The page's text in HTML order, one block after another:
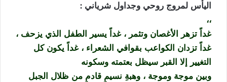
اليأس لمروج روحي وجداول شرياني :
،،
غداً تزهر الأغصان وتثمر ، غداً يسير الطفل الذي يزحف ،
غداً تزدان الكواعب بقوافي الشعراء ، غداً يكون كل
التغيير إلا القبر سيظل بعتمته وسكونه
وبين موجة وموجة ، وهبةِ نسيمٍ قادمٍ من ظلال الجبل